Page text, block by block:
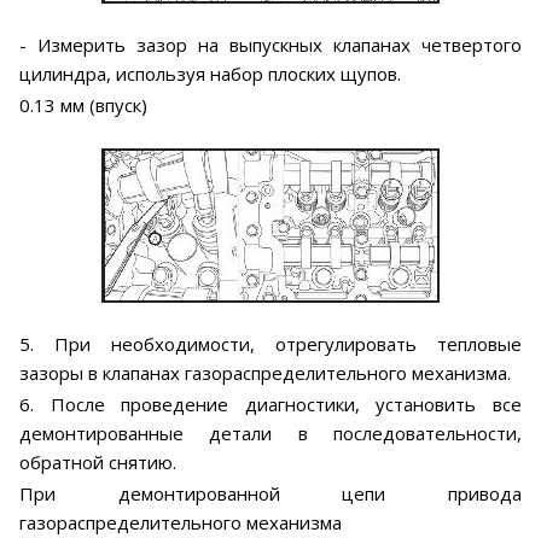
- Измерить зазор на выпускных клапанах четвертого
цилиндра, используя набор плоских щупов.
0.13 мм (впуск)
5. При необходимости, отрегулировать тепловые
зазоры в клапанах газораспределительного механизма.
6. После проведение диагностики, установить все
демонтированные детали в последовательности,
обратной снятию.
При демонтированной цепи привода
газораспределительного механизма